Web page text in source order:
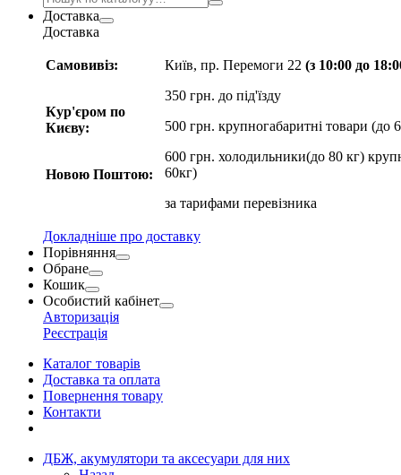
Доставка
Доставка
Самовивіз:
Кур'єром по
Києву:
Новою Поштою:
Київ, пр. Перемоги 22 (з 10:00 до
350 грн. до під'їзду
500 грн. крупногабаритні товари (до
600 грн. холодильники(до 80 кг)
60кг)
за тарифами перевізника
Докладніше про доставку
Порівняння
Обране
Кошик
Особистий кабінет
Авторизація
Реєстрація
Каталог товарів
Доставка та оплата
Повернення товару
Контакти
ДБЖ, акумулятори та аксесуари для них